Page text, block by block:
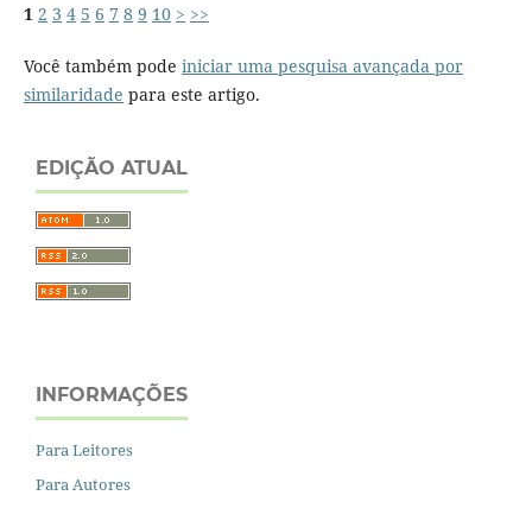
1 2 3 4 5 6 7 8 9 10 > >>
Você também pode iniciar uma pesquisa avançada por
similaridade para este artigo.
EDIÇÃO ATUAL
INFORMAÇÕES
Para Leitores
Para Autores